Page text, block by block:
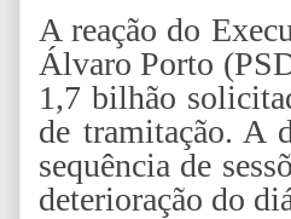
A reação do
Álvaro Porto
1,7 bilhão
de tramitação. A
sequência de
deterioração do